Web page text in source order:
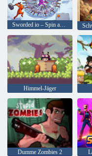
Sworded io – Spin and Rub
Himmel-Jäger
Dumme Zombies 2